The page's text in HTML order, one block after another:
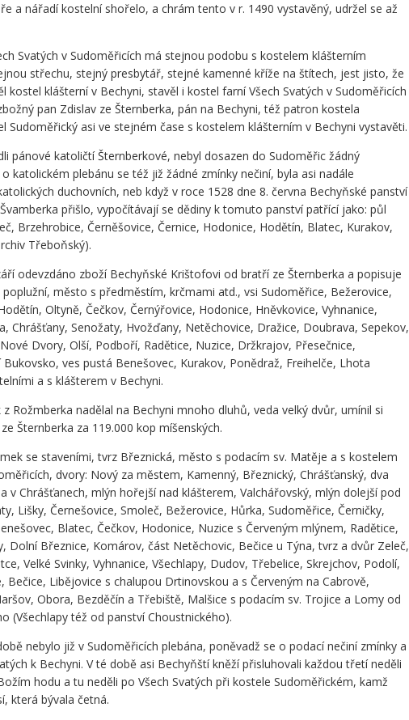
a nářadí kostelní shořelo, a chrám tento v r. 1490 vystavěný, udržel se až
Svatých v Sudoměřicích má stejnou podobu s kostelem klášterním
střechu, stejný presbytář, stejné kamenné kříže na štítech, jest jisto, že
kostel klášterní v Bechyni, stavěl i kostel farní Všech Svatých v Sudoměřicích
pan Zdislav ze Šternberka, pán na Bechyni, též patron kostela
Sudoměřický asi ve stejném čase s kostelem klášterním v Bechyni vystavěti.
pánové katoličtí Šternberkové, nebyl dosazen do Sudoměřic žádný
katolickém plebánu se též již žádné zmínky nečiní, byla asi nadále
duchovních, neb když v roce 1528 dne 8. června Bechyňské panství
přišlo, vypočítávají se dědiny k tomuto panství patřící jako: půl
Brzehrobice, Černěšovice, Černice, Hodonice, Hodětín, Blatec, Kurakov,
Třeboňský).
odevzdáno zboží Bechyňské Krištofovi od bratří ze Šternberka a popisuje
poplužní, město s předměstím, krčmami atd., vsi Sudoměřice, Bežerovice,
Oltyně, Čečkov, Černýřovice, Hodonice, Hněvkovice, Vyhnanice,
Chrášťany, Senožaty, Hvožďany, Netěchovice, Dražice, Doubrava, Sepekov,
Dvory, Olší, Podboří, Radětice, Nuzice, Držkrajov, Přesečnice,
ves pustá Benešovec, Kurakov, Ponědraž, Freihelče, Lhota
a s klášterem v Bechyni.
z Rožmberka nadělal na Bechyni mnoho dluhů, veda velký dvůr, umínil si
Šternberka za 119.000 kop míšenských.
se staveními, tvrz Březnická, město s podacím sv. Matěje a s kostelem
dvory: Nový za městem, Kamenný, Březnický, Chrášťanský, dva
v Chrášťanech, mlýn hořejší nad klášterem, Valchářovský, mlýn dolejší pod
Lišky, Černešovice, Smoleč, Bežerovice, Hůrka, Sudoměřice, Černičky,
Blatec, Čečkov, Hodonice, Nuzice s Červeným mlýnem, Radětice,
Dolní Březnice, Komárov, část Netěchovic, Bečice u Týna, tvrz a dvůr Zeleč,
Velké Svinky, Vyhnanice, Všechlapy, Dudov, Třebelice, Skrejchov, Podolí,
Bečice, Libějovice s chalupou Drtinovskou a s Červeným na Cabrově,
Obora, Bezděčín a Třebiště, Malšice s podacím sv. Trojice a Lomy od
(Všechlapy též od panství Choustnického).
nebylo již v Sudoměřicích plebána, poněvadž se o podací nečiní zmínky a
k Bechyni. V té době asi Bechyňští kněží přisluhovali každou třetí neděli
hodu a tu neděli po Všech Svatých při kostele Sudoměřickém, kamž
která bývala četná.